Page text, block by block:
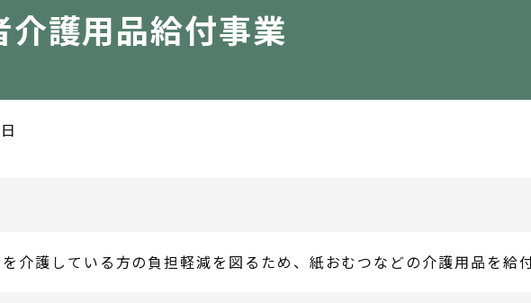
介護用品給付事業
介護している方の負担軽減を図るため、紙おむつなどの介護用品を給付